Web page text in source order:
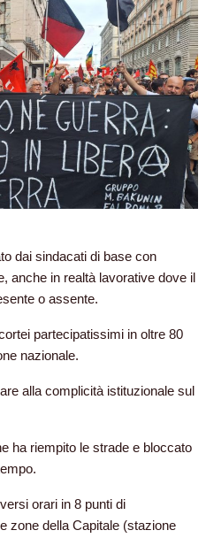
dai sindacati di base con
anche in realtà lavorative dove il
o assente.
partecipatissimi in oltre 80
nazionale.
alla complicità istituzionale sul
ha riempito le strade e bloccato
orari in 8 punti di
zone della Capitale (stazione